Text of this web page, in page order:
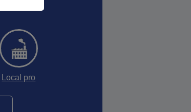
Local pro